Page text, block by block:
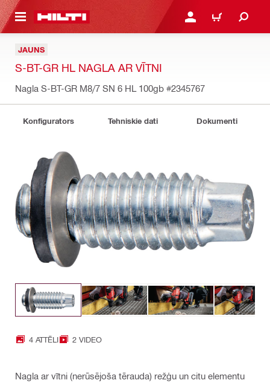
SATURU PIESLĒGTIES VAI
IEPIRKŠANĀS
JAUNS
S-BT-GR HL NAGLA AR VĪTNI
Nagla S-BT-GR M8/7 SN 6 HL 100gb #2345767
Konfigurators Tehniskie dati Dokumenti
4 ATTĒLI 2 VIDEO
Nagla ar vītni (nerūsējoša tērauda) režģu un citu elementu